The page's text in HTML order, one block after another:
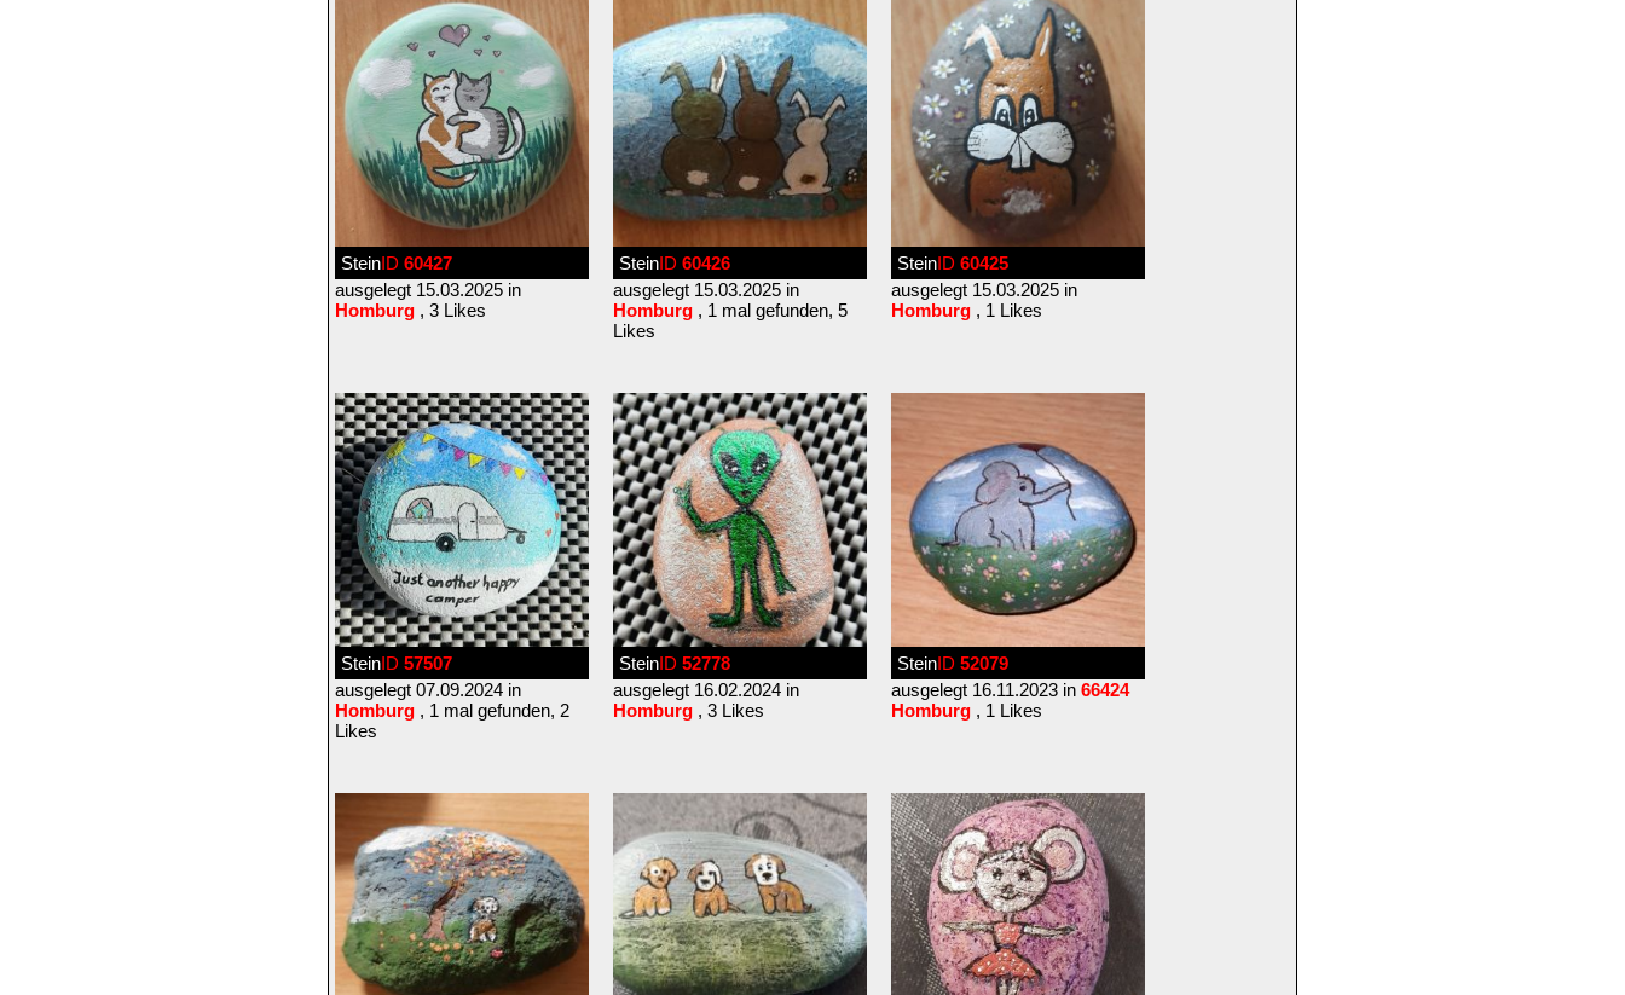
SteinID 60427
ausgelegt 15.03.2025 in
Homburg , 3 Likes
SteinID 60426
ausgelegt 15.03.2025 in
Homburg , 1 mal gefunden, 5
Likes
SteinID 60425
ausgelegt 15.03.2025 in
Homburg , 1 Likes
SteinID 57507
ausgelegt 07.09.2024 in
Homburg , 1 mal gefunden, 2
Likes
SteinID 52778
ausgelegt 16.02.2024 in
Homburg , 3 Likes
SteinID 52079
ausgelegt 16.11.2023 in 66424
Homburg , 1 Likes